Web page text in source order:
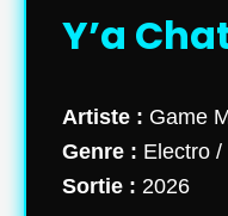
Y’a
Artiste : Game
Genre : Electro
Sortie : 2026